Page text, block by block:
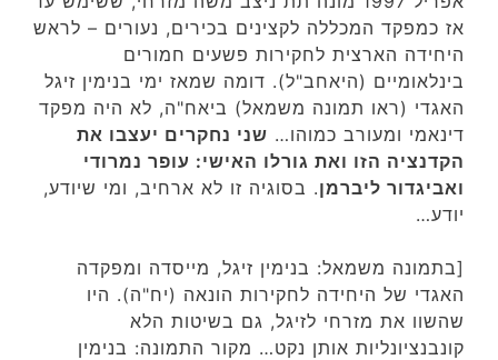
אז כמפקד המכללה לקצינים בכירים, נעורים – לראש
היחידה הארצית לחקירות פשעים חמורים
בינלאומיים (היאחב"ל). דומה שמאז ימי בנימין זיגל
האגדי (ראו תמונה משמאל) ביאח"ה, לא היה מפקד
דינאמי ומעורב כמוהו… שני נחקרים יעצבו את
הקדנציה הזו ואת גורלו האישי: עופר נמרודי
ואביגדור ליברמן. בסוגיה זו לא ארחיב, ומי שיודע,
יודע…
[בתמונה משמאל: בנימין זיגל, מייסדה ומפקדה
האגדי של היחידה לחקירות הונאה (יח"ה). היו
שהשוו את מזרחי לזיגל, גם בשיטות הלא
קונבנציונליות אותן נקט… מקור התמונה: בנימין